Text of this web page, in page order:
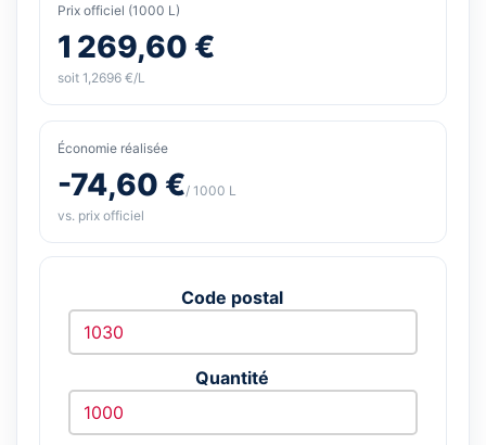
Prix officiel (1000 L)
1 269,60 €
soit 1,2696 €/L
Économie réalisée
-74,60 €/ 1000 L
vs. prix officiel
Code postal
Quantité